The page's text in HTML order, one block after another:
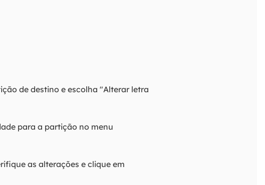
de destino e escolha "Alterar letra
para a partição no menu
as alterações e clique em